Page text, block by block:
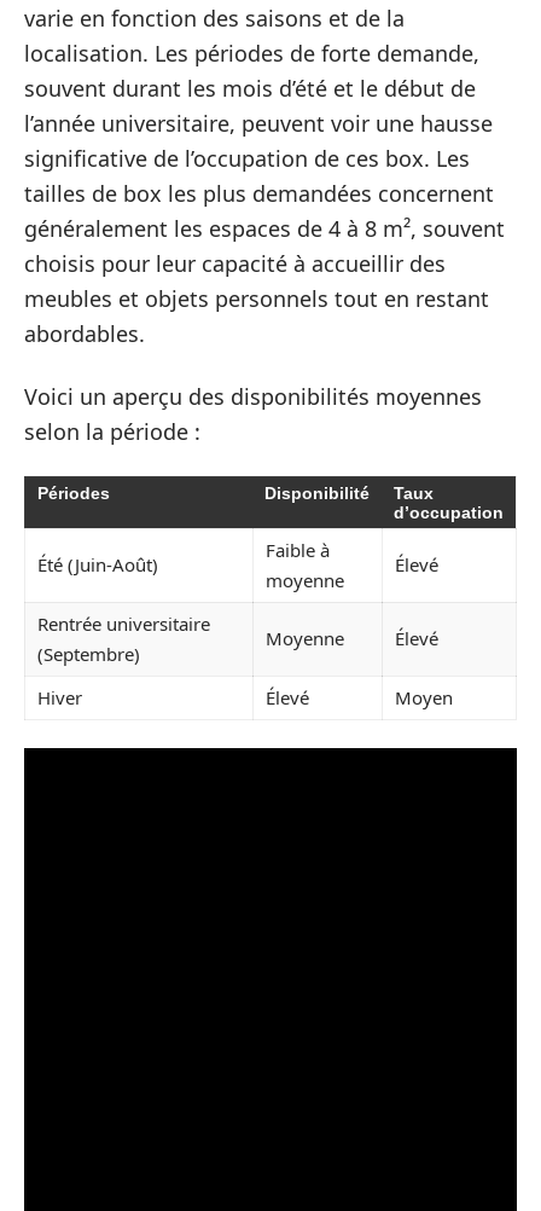
varie en fonction des saisons et de la
localisation. Les périodes de forte demande,
souvent durant les mois d’été et le début de
l’année universitaire, peuvent voir une hausse
significative de l’occupation de ces box. Les
tailles de box les plus demandées concernent
généralement les espaces de 4 à 8 m², souvent
choisis pour leur capacité à accueillir des
meubles et objets personnels tout en restant
abordables.
Voici un aperçu des disponibilités moyennes
selon la période :
Périodes Disponibilité
Taux
d’occupation
Été (Juin-Août)
Faible à
moyenne
Élevé
Rentrée universitaire
(Septembre)
Moyenne Élevé
Hiver Élevé Moyen